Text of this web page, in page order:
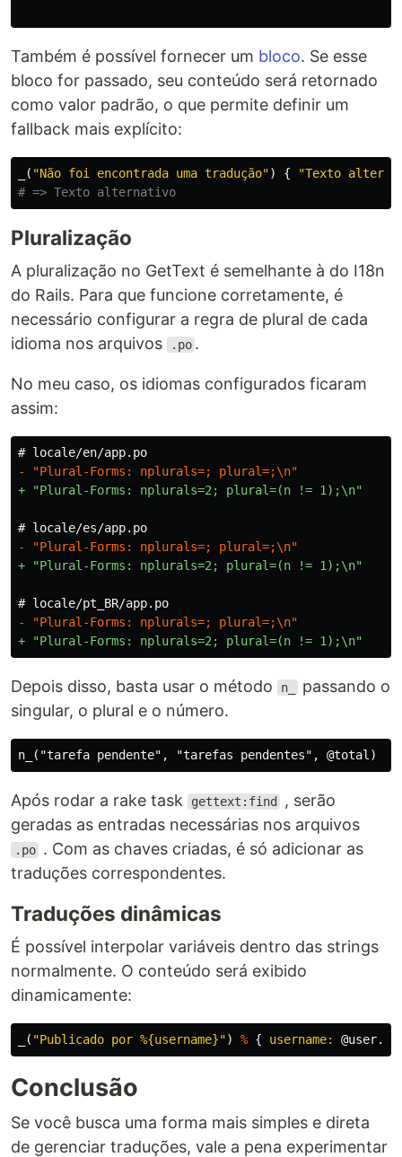
Também é possível fornecer um bloco. Se esse
bloco for passado, seu conteúdo será retornado
como valor padrão, o que permite definir um
fallback mais explícito:
( "Não foi encontrada uma tradução") {
"Texto
# => Texto alternativo
Pluralização
A pluralização no GetText é semelhante à do I18n
do Rails. Para que funcione corretamente, é
necessário configurar a regra de plural de cada
idioma nos arquivos
.po .
No meu caso, os idiomas configurados ficaram
assim:
Depois disso, basta usar o método n_
passando o
singular, o plural e o número.
Após rodar a rake task gettext:find
, serão
geradas as entradas necessárias nos arquivos
.po . Com as chaves criadas, é só adicionar as
traduções correspondentes.
Traduções dinâmicas
É possível interpolar variáveis dentro das strings
normalmente. O conteúdo será exibido
dinamicamente:
( "Publicado por %{username}") % { username: @user.
Conclusão
Se você busca uma forma mais simples e direta
de gerenciar traduções, vale a pena experimentar